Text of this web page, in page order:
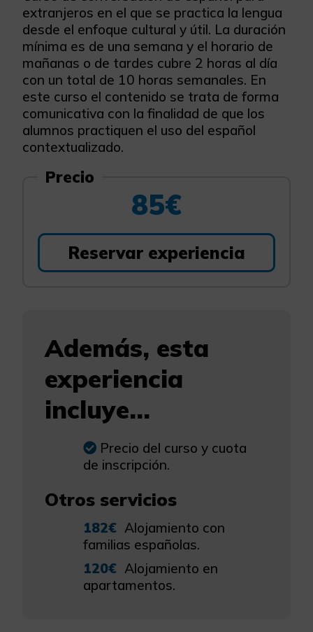
extranjeros en el que se practica la lengua
desde el enfoque cultural y útil. La duración
mínima es de una semana y el horario de
mañanas o de tardes cubre 2 horas al día
con un total de 10 horas semanales. En
este curso el contenido se trata de forma
comunicativa con la finalidad de que los
alumnos practiquen el uso del español
contextualizado.
Precio
85€
Reservar experiencia
Además, esta
experiencia
incluye...
Precio del curso y cuota
de inscripción.
Otros servicios
182€ Alojamiento con
familias españolas.
120€ Alojamiento en
apartamentos.